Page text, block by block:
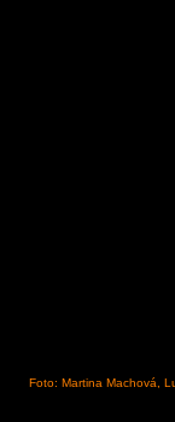
Foto: Martina Machová,